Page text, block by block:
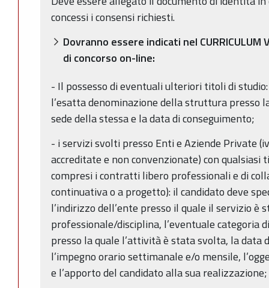
concessi i consensi richiesti.
Dovranno essere indicati nel CURRICULUM
di concorso on-line:
- Il possesso di eventuali ulteriori titoli di
l’esatta denominazione della struttura presso
sede della stessa e la data di conseguimento;
- i servizi svolti presso Enti e Aziende Private
accreditate e non convenzionate) con
compresi i contratti libero professionali e di
continuativa o a progetto): il candidato deve
l’indirizzo dell’ente presso il quale il servizio
professionale/disciplina, l’eventuale categoria
presso la quale l’attività è stata svolta, la data
l’impegno orario settimanale e/o mensile,
e l’apporto del candidato alla sua realizzazione;